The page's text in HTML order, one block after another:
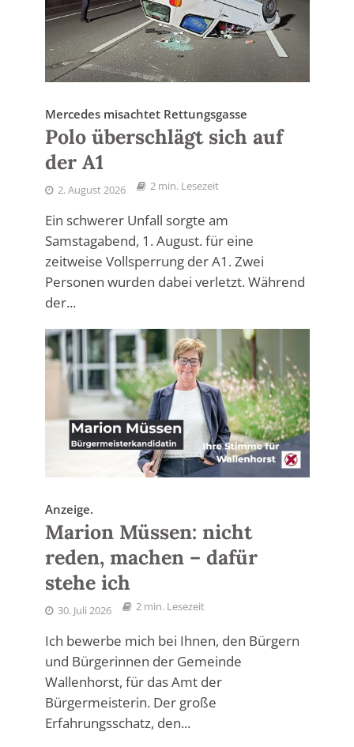
Mercedes misachtet Rettungsgasse
Polo überschlägt sich auf
der A1
2. August 2026 2 min. Lesezeit
Ein schwerer Unfall sorgte am
Samstagabend, 1. August. für eine
zeitweise Vollsperrung der A1. Zwei
Personen wurden dabei verletzt. Während
der...
Anzeige.
Marion Müssen: nicht
reden, machen – dafür
stehe ich
30. Juli 2026 2 min. Lesezeit
Ich bewerbe mich bei Ihnen, den Bürgern
und Bürgerinnen der Gemeinde
Wallenhorst, für das Amt der
Bürgermeisterin. Der große
Erfahrungsschatz, den...